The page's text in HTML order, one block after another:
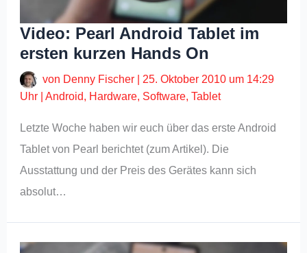
Video: Pearl Android Tablet im
ersten kurzen Hands On
von Denny Fischer
25. Oktober 2010 um 14:29
Uhr |Android, Hardware, Software,Tablet
Letzte Woche haben wir euch über das erste Android
Tablet von Pearl berichtet (zum Artikel). Die
Ausstattung und der Preis des Gerätes kann sich
absolut…